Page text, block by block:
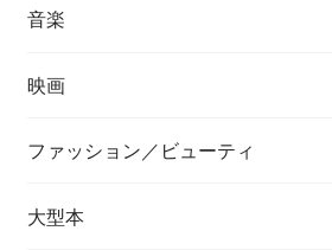
音楽
映画
ファッション／ビューティ
大型本